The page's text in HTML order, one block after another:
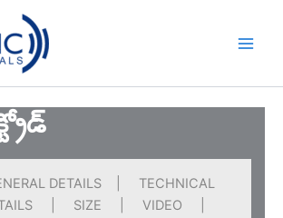
DETAILS | TECHNICAL
| SIZE | VIDEO |